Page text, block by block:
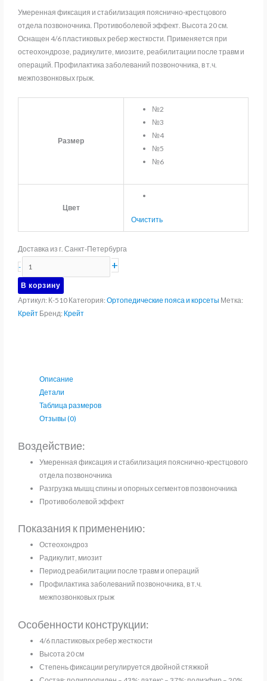
Умеренная фиксация и стабилизация пояснично-крестцового
отдела позвоночника. Противоболевой эффект. Высота 20 см.
Оснащен 4/6 пластиковых ребер жесткости. Применяется при
остеохондрозе, радикулите, миозите, реабилитации после травм и
операций. Профилактика заболеваний позвоночника, в т.ч.
межпозвонковых грыж.
Размер
№2
№3
№4
№5
№6
Цвет
Очистить
Доставка из г. Санкт-Петербурга
-
Корсет
пояснично-
крестцовый
+
В корзину
Артикул: К-510 Категория:Ортопедические пояса и корсеты Метка:
Крейт Бренд: Крейт
Описание
Детали
Таблица размеров
Отзывы (0)
Воздействие:
Умеренная фиксация и стабилизация пояснично-крестцового
отдела позвоночника
Разгрузка мышц спины и опорных сегментов позвоночника
Противоболевой эффект
Показания к применению:
Остеохондроз
Радикулит, миозит
Период реабилитации после травм и операций
Профилактика заболеваний позвоночника, в т.ч.
межпозвонковых грыж
Особенности конструкции:
4/6 пластиковых ребер жесткости
Высота 20 см
Степень фиксации регулируется двойной стяжкой